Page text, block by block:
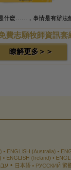
什麼……，事情是有辦法
費志願牧師資訊套
瞭解更多＞＞
ENGLISH (Australia)
ENGLISH (Ireland)
日本語 РУССКИЙ 繁